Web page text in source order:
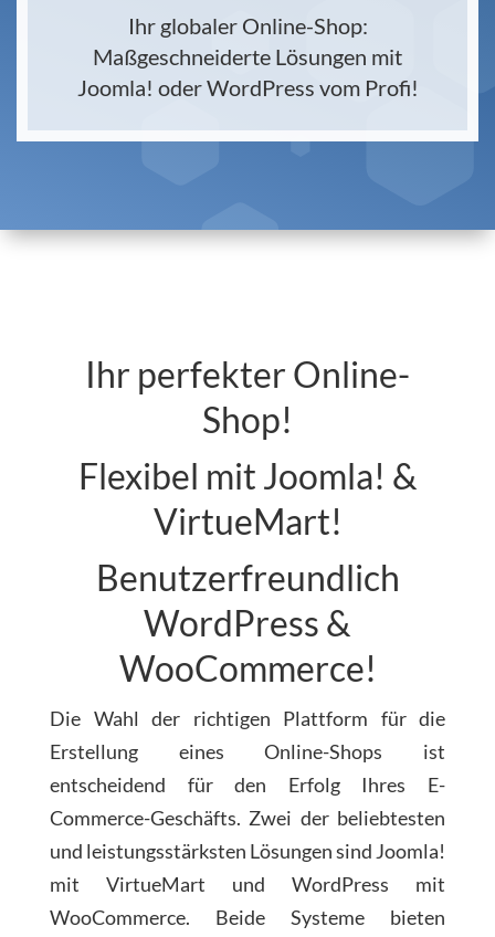
Ihr globaler Online-Shop:
Maßgeschneiderte Lösungen mit
Joomla! oder WordPress vom Profi!
Ihr perfekter Online-
Shop!
Flexibel mit Joomla! &
VirtueMart!
Benutzerfreundlich
WordPress &
WooCommerce!
Die Wahl der richtigen Plattform für die
Erstellung eines Online-Shops ist
entscheidend für den Erfolg Ihres E-
Commerce-Geschäfts. Zwei der beliebtesten
und leistungsstärksten Lösungen sind Joomla!
mit VirtueMart und WordPress mit
WooCommerce. Beide Systeme bieten